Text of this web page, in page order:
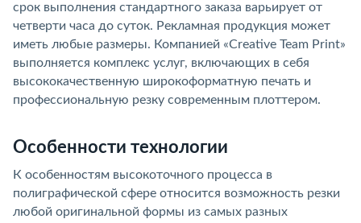
срок выполнения стандартного заказа варьирует от
четверти часа до суток. Рекламная продукция может
иметь любые размеры. Компанией «Creative Team Print»
выполняется комплекс услуг, включающих в себя
высококачественную широкоформатную печать и
профессиональную резку современным плоттером.
Особенности технологии
К особенностям высокоточного процесса в
полиграфической сфере относится возможность резки
любой оригинальной формы из самых разных